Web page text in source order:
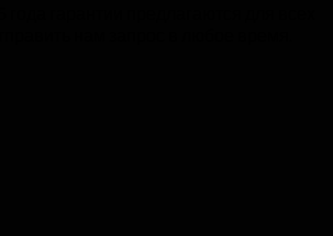
гарантии предлагаются для всех